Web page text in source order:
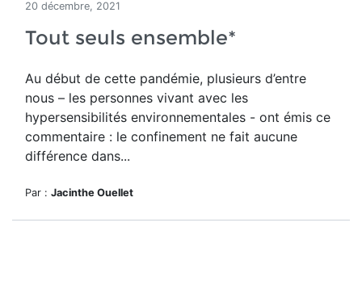
20 décembre, 2021
Tout seuls ensemble*
Au début de cette pandémie, plusieurs d’entre
nous – les personnes vivant avec les
hypersensibilités environnementales - ont émis ce
commentaire : le confinement ne fait aucune
différence dans...
Par : Jacinthe Ouellet